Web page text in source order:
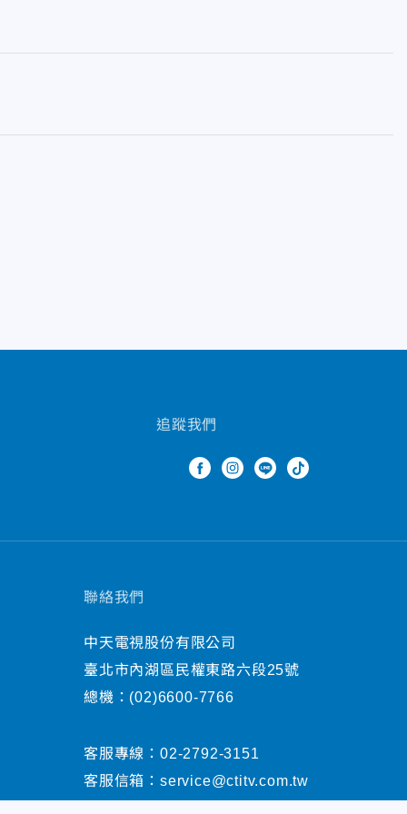
追蹤我們
聯絡我們
中天電視股份有限公司
臺北市內湖區民權東路六段25號
總機： (02)6600-7766
客服專線： 02-2792-3151
客服信箱： service@ctitv.com.tw